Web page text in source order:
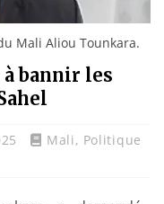
Mali Aliou Tounkara.
bannir les
Mali, Politique